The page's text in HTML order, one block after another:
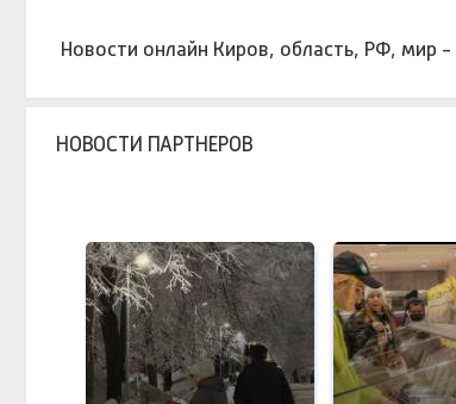
Новости онлайн Киров, область, РФ, мир -
НОВОСТИ ПАРТНЕРОВ